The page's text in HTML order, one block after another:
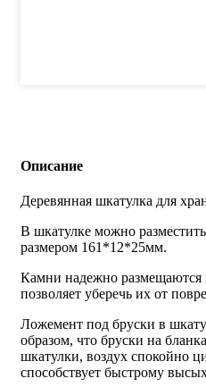
Описание
Деревянная шкатулка для
В шкатулке можно
размером 161*12*25мм.
Камни надежно размещаются
позволяет уберечь их от
Ложемент под бруски в
образом, что бруски на
шкатулки, воздух спокойно
способствует быстрому